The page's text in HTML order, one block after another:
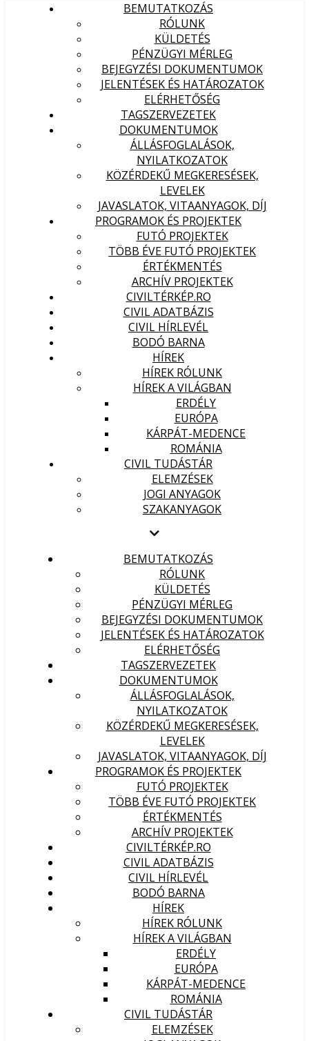
BEMUTATKOZÁS
RÓLUNK
KÜLDETÉS
PÉNZÜGYI MÉRLEG
BEJEGYZÉSI DOKUMENTUMOK
JELENTÉSEK ÉS HATÁROZATOK
ELÉRHETŐSÉG
TAGSZERVEZETEK
DOKUMENTUMOK
ÁLLÁSFOGLALÁSOK,
NYILATKOZATOK
KÖZÉRDEKŰ MEGKERESÉSEK,
LEVELEK
JAVASLATOK, VITAANYAGOK, DÍJ
PROGRAMOK ÉS PROJEKTEK
FUTÓ PROJEKTEK
TÖBB ÉVE FUTÓ PROJEKTEK
ÉRTÉKMENTÉS
ARCHÍV PROJEKTEK
CIVILTÉRKÉP.RO
CIVIL ADATBÁZIS
CIVIL HÍRLEVÉL
BODÓ BARNA
HÍREK
HÍREK RÓLUNK
HÍREK A VILÁGBAN
ERDÉLY
EURÓPA
KÁRPÁT-MEDENCE
ROMÁNIA
CIVIL TUDÁSTÁR
ELEMZÉSEK
JOGI ANYAGOK
SZAKANYAGOK
BEMUTATKOZÁS
RÓLUNK
KÜLDETÉS
PÉNZÜGYI MÉRLEG
BEJEGYZÉSI DOKUMENTUMOK
JELENTÉSEK ÉS HATÁROZATOK
ELÉRHETŐSÉG
TAGSZERVEZETEK
DOKUMENTUMOK
ÁLLÁSFOGLALÁSOK,
NYILATKOZATOK
KÖZÉRDEKŰ MEGKERESÉSEK,
LEVELEK
JAVASLATOK, VITAANYAGOK, DÍJ
PROGRAMOK ÉS PROJEKTEK
FUTÓ PROJEKTEK
TÖBB ÉVE FUTÓ PROJEKTEK
ÉRTÉKMENTÉS
ARCHÍV PROJEKTEK
CIVILTÉRKÉP.RO
CIVIL ADATBÁZIS
CIVIL HÍRLEVÉL
BODÓ BARNA
HÍREK
HÍREK RÓLUNK
HÍREK A VILÁGBAN
ERDÉLY
EURÓPA
KÁRPÁT-MEDENCE
ROMÁNIA
CIVIL TUDÁSTÁR
ELEMZÉSEK